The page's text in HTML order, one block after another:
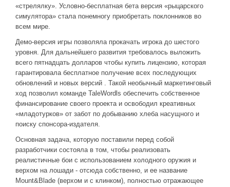
Блоги о рыбалке
Черный Гетман (роман)
ИСТОРИЯ
Загадки и тайны истории
Наше время
Новое время
Крестовые походы
Античность
Средние века
«стрелялку». Условно-бесплатная бета версия «рыцарского
симулятора» стала понемногу приобретать поклонников во
всем мире.
Демо-версия игры позволяла прокачать игрока до шестого
уровня. Для дальнейшего развития требовалось выложить
всего пятнадцать долларов чтобы купить лицензию, которая
гарантировала бесплатное получение всех последующих
обновлений и новых версий . Такой необычный маркетинговый
ход позволил команде TaleWordls обеспечить собственное
финансирование своего проекта и освободил креативных
«младотурков» от забот по добыванию хлеба насущного и
поиску спонсора-издателя.
Основная задача, которую поставили перед собой
разработчики состояла в том, чтобы реализовать
реалистичные бои с использованием холодного оружия и
верхом на лошади - отсюда собственно, и ее название
Mount&Blade (верхом и с клинком), полностью отражающее